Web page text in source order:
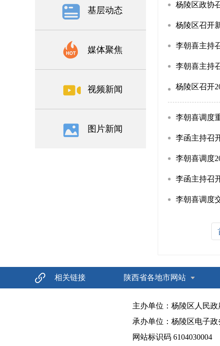
基层动态
媒体聚焦
视频新闻
图片新闻
杨陵区政协
杨陵区召开
李朝喜主持
李朝喜主持
杨陵区召开
李朝喜调度
李函主持召
李朝喜调度
李函主持召
李朝喜调度
相关链接 陕西省各地市网站
主办单位：杨陵区人民政
承办单位：杨陵区电子政
网站标识码 6104030004